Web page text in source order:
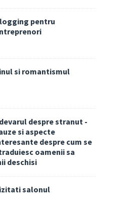
pentru
si romantismul
despre stranut -
si aspecte
despre cum se
oamenii sa
deschisi
salonul